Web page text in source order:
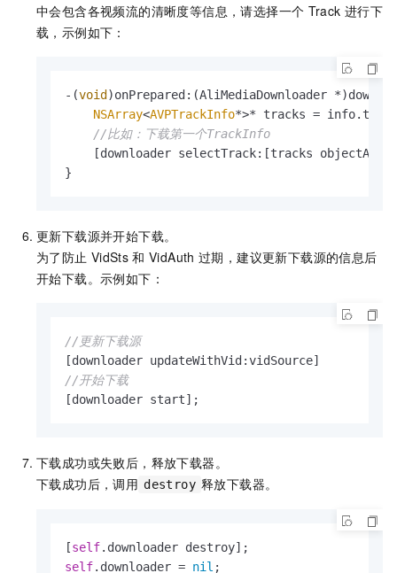
中会包含各视频流的清晰度等信息，请选择一个 Track 进行下
载，示例如下：
-(void )onPrepared:(AliMediaDownloader
NSArray<AVPTrackInfo*>* tracks =
//比如：下载第一个TrackInfo
[downloader selectTrack:[tracks
}
更新下载源并开始下载。
为了防止 VidSts 和 VidAuth 过期，建议更新下载源的信息后
开始下载。示例如下：
//更新下载源
//开始下载
[downloader start];
下载成功或失败后，释放下载器。
下载成功后，调用 destroy 释放下载器。
[self
self.downloader = nil ;